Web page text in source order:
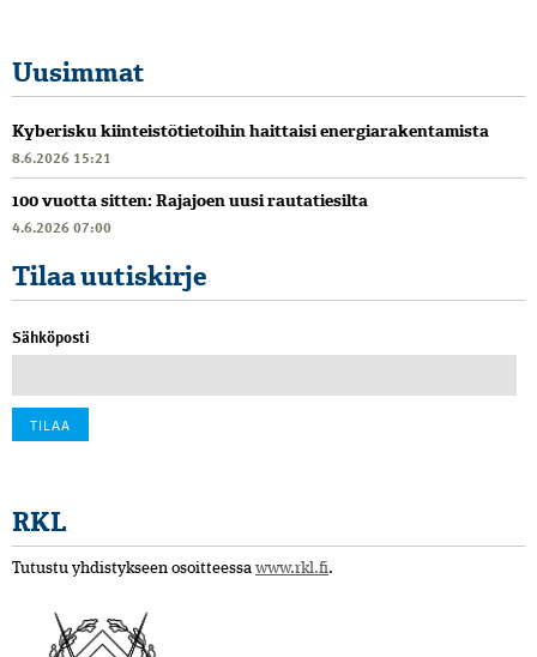
Uusimmat
Kyberisku kiinteistötietoihin haittaisi energiarakentamista
8.6.2026 15:21
100 vuotta sitten: Rajajoen uusi rautatiesilta
4.6.2026 07:00
Tilaa uutiskirje
Sähköposti
RKL
Tutustu yhdistykseen osoitteessa www.rkl.fi.